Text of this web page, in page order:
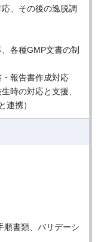
、その後の逸脱調
各種GMP文書の制
報告書作成対応
時の対応と支援、
連携）
順書類、バリデーシ